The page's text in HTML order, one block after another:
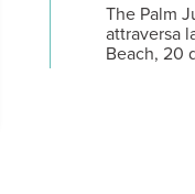
The Palm
attraversa
Beach, 20